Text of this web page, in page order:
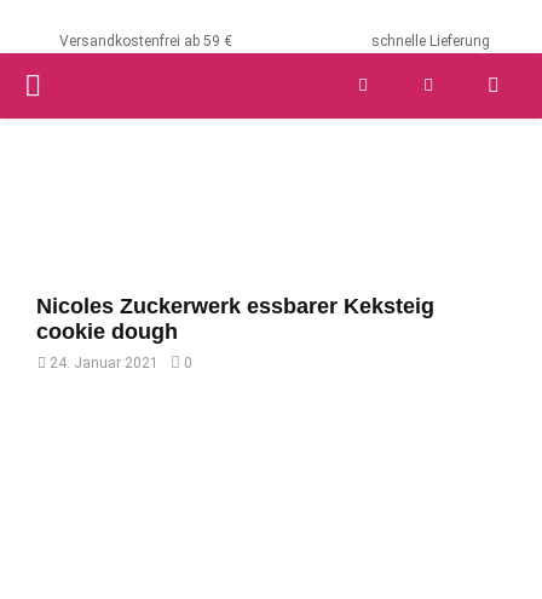
Versandkostenfrei ab 59 € schnelle Lieferung
PRIMARY
Nicoles Zuckerwerk essbarer Keksteig
cookie dough
24. Januar 2021 0